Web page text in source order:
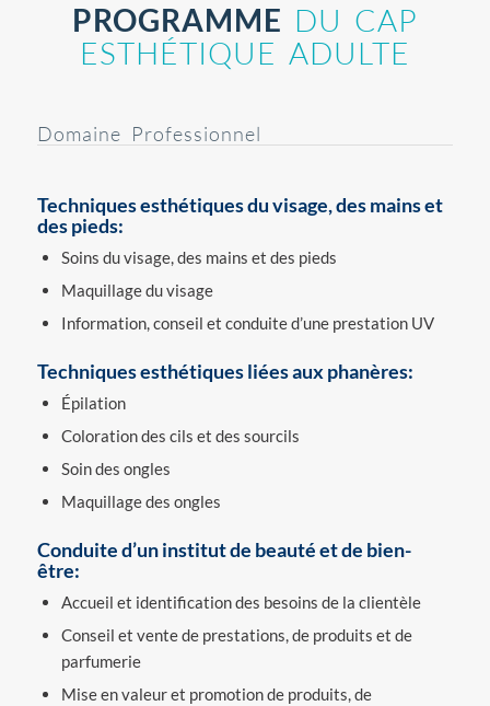
PROGRAMME DU CAP
ESTHÉTIQUE ADULTE
Domaine Professionnel
Techniques esthétiques du visage, des mains et
des pieds:
Soins du visage, des mains et des pieds
Maquillage du visage
Information, conseil et conduite d’une prestation UV
Techniques esthétiques liées aux phanères:
Épilation
Coloration des cils et des sourcils
Soin des ongles
Maquillage des ongles
Conduite d’un institut de beauté et de bien-
être:
Accueil et identification des besoins de la clientèle
Conseil et vente de prestations, de produits et de
parfumerie
Mise en valeur et promotion de produits, de